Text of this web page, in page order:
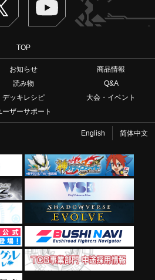
TOP
お知らせ
商品情報
読み物
Q&A
デッキレシピ
大会・イベント
ーザーサポート
English 简体中文